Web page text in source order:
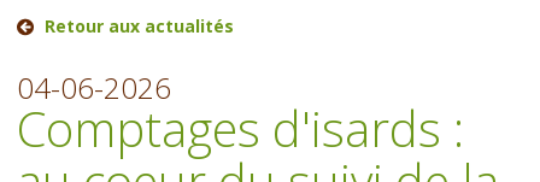
Retour aux actualités
04-06-2026
Comptages d'isards :